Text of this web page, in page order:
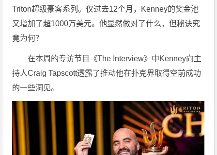
Triton超级豪客系列。仅过去12个月，Kenney的奖金池
又增加了超1000万美元。他显然做对了什么，但秘诀究
竟为何？
在本周的专访节目《The Interview》中Kenney向主
持人Craig Tapscott透露了推动他在扑克界取得空前成功
的一些洞见。